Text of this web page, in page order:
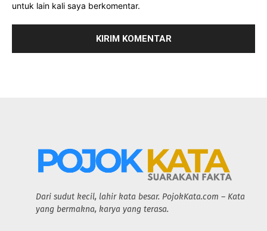
untuk lain kali saya berkomentar.
Dari sudut kecil, lahir kata besar. PojokKata.com – Kata
yang bermakna, karya yang terasa.